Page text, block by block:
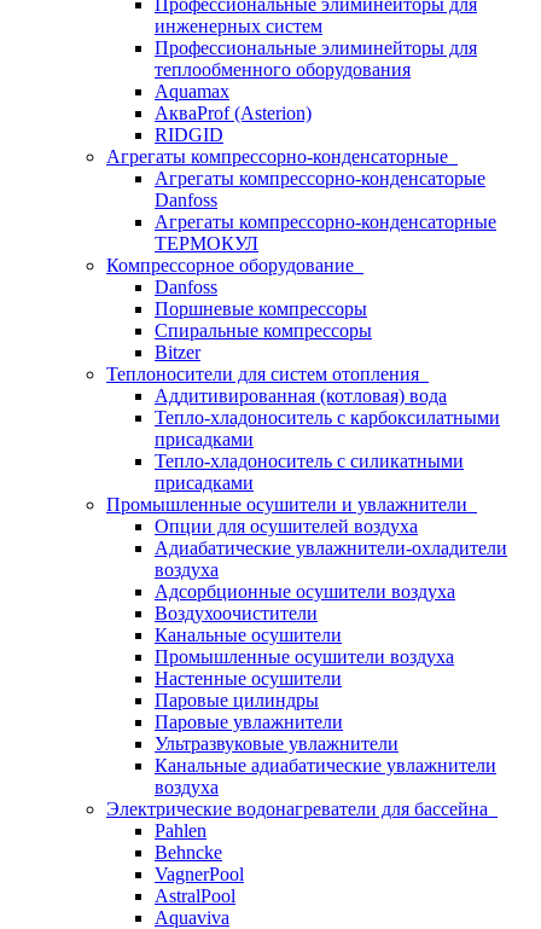
Профессиональные элиминейторы для
инженерных систем
Профессиональные элиминейторы для
теплообменного оборудования
Aquamax
АкваProf (Asterion)
RIDGID
Агрегаты компрессорно-конденсаторные
Агрегаты компрессорно-конденсаторые
Danfoss
Агрегаты компрессорно-конденсаторные
ТЕРМОКУЛ
Компрессорное оборудование
Danfoss
Поршневые компрессоры
Спиральные компрессоры
Bitzer
Теплоносители для систем отопления
Аддитивированная (котловая) вода
Тепло-хладоноситель с карбоксилатными
присадками
Тепло-хладоноситель с силикатными
присадками
Промышленные осушители и увлажнители
Опции для осушителей воздуха
Адиабатические увлажнители-охладители
воздуха
Адсорбционные осушители воздуха
Воздухоочистители
Канальные осушители
Промышленные осушители воздуха
Настенные осушители
Паровые цилиндры
Паровые увлажнители
Ультразвуковые увлажнители
Канальные адиабатические увлажнители
воздуха
Электрические водонагреватели для бассейна
Pahlen
Behncke
VagnerPool
AstralPool
Aquaviva